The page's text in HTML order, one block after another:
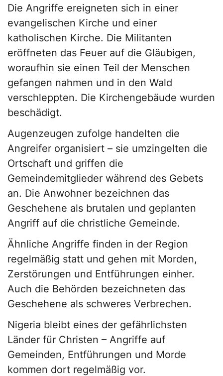
Die Angriffe ereigneten sich in einer
evangelischen Kirche und einer
katholischen Kirche. Die Militanten
eröffneten das Feuer auf die Gläubigen,
woraufhin sie einen Teil der Menschen
gefangen nahmen und in den Wald
verschleppten. Die Kirchengebäude wurden
beschädigt.
Augenzeugen zufolge handelten die
Angreifer organisiert – sie umzingelten die
Ortschaft und griffen die
Gemeindemitglieder während des Gebets
an. Die Anwohner bezeichnen das
Geschehene als brutalen und geplanten
Angriff auf die christliche Gemeinde.
Ähnliche Angriffe finden in der Region
regelmäßig statt und gehen mit Morden,
Zerstörungen und Entführungen einher.
Auch die Behörden bezeichneten das
Geschehene als schweres Verbrechen.
Nigeria bleibt eines der gefährlichsten
Länder für Christen – Angriffe auf
Gemeinden, Entführungen und Morde
kommen dort regelmäßig vor.